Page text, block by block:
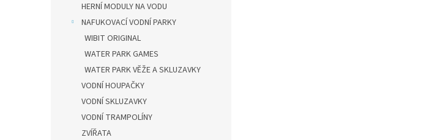
HERNÍ MODULY NA VODU
NAFUKOVACÍ VODNÍ PARKY
WIBIT ORIGINAL
WATER PARK GAMES
WATER PARK VĚŽE A SKLUZAVKY
VODNÍ HOUPAČKY
VODNÍ SKLUZAVKY
VODNÍ TRAMPOLÍNY
ZVÍŘATA